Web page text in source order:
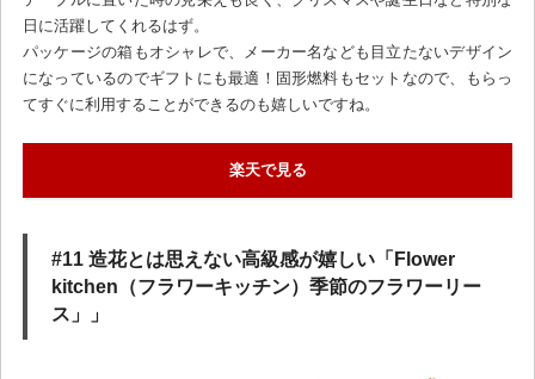
日に活躍してくれるはず。
パッケージの箱もオシャレで、メーカー名なども目立たないデザイン
になっているのでギフトにも最適！固形燃料もセットなので、もらっ
てすぐに利用することができるのも嬉しいですね。
楽天で見る
#11 造花とは思えない高級感が嬉しい「Flower
kitchen（フラワーキッチン）季節のフラワーリー
ス」」